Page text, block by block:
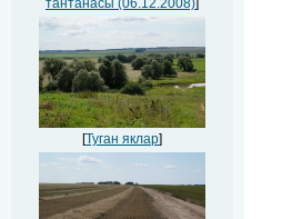
тантанасы (06.12.2008)]
[Туган яклар]